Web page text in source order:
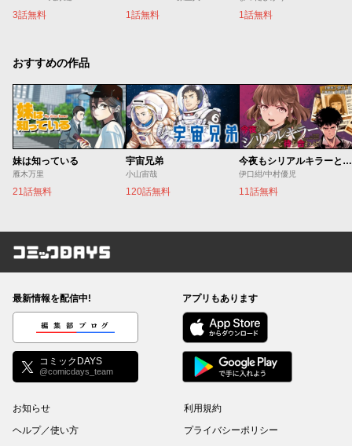
3話無料 1話無料 1話無料
おすすめの作品
妹は知っている
雁木万里
21話無料
宇宙兄弟
小山宙哉
120話無料
今夜もシリアルキラーと待ち合わせ
伊口紺/中村優児
11話無料
コミックDAYS
最新情報を配信中!
編集部ブログ
コミックDAYS
@comicdays_team
アプリもあります
お知らせ
ヘルプ／使い方
利用規約
プライバシーポリシー